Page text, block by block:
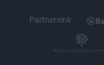
Partnereink